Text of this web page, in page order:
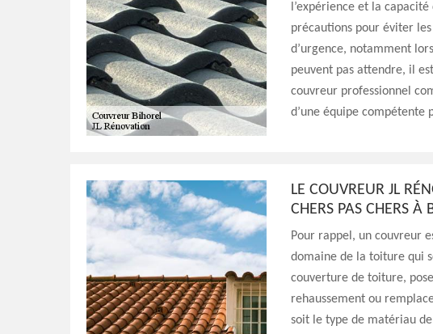
l’expérience et la
précautions pour éviter
d’urgence, notamment
peuvent pas attendre, il
couvreur professionnel
d’une équipe compétente
LE COUVREUR JL
CHERS PAS CHERS À
Pour rappel, un couvreur
domaine de la toiture qui
couverture de toiture,
rehaussement ou
soit le type de matériau